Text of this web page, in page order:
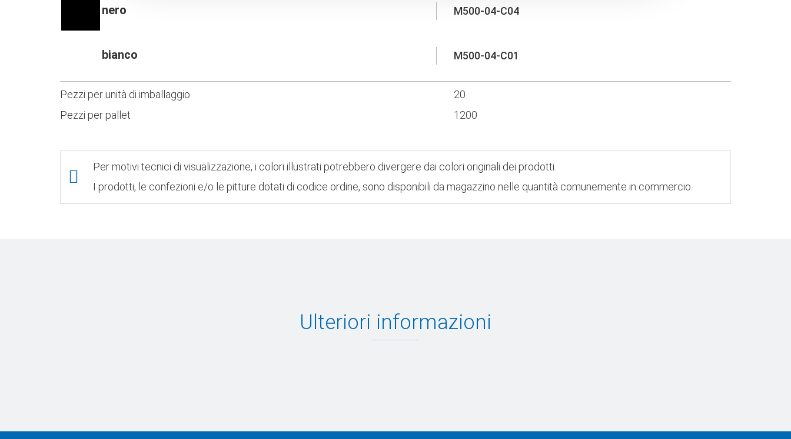
nero M500-04-C04
bianco M500-04-C01
Pezzi per unità di imballaggio
20
Pezzi per pallet
1200
Per motivi tecnici di visualizzazione, i colori illustrati potrebbero divergere dai colori originali dei prodotti.
I prodotti, le confezioni e/o le pitture dotati di codice ordine, sono disponibili da magazzino nelle quantità comunemente in commercio.
Ulteriori informazioni